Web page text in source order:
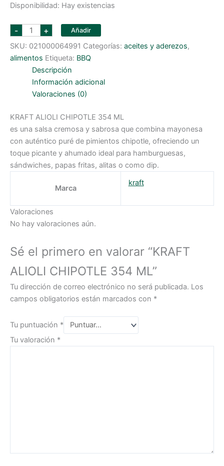
Disponibilidad: Hay existencias
- KRAFT
ALIOLI
CHIPOTLE
354
ML
cantidad
+ Añadir
SKU: 021000064991 Categorías: aceites y aderezos,
alimentos Etiqueta: BBQ
Descripción
Información adicional
Valoraciones (0)
KRAFT ALIOLI CHIPOTLE 354 ML
es una salsa cremosa y sabrosa que combina mayonesa
con auténtico puré de pimientos chipotle, ofreciendo un
toque picante y ahumado ideal para hamburguesas,
sándwiches, papas fritas, alitas o como dip.
Marca
kraft
Valoraciones
No hay valoraciones aún.
Sé el primero en valorar “KRAFT
ALIOLI CHIPOTLE 354 ML”
Tu dirección de correo electrónico no será publicada. Los
campos obligatorios están marcados con *
Tu puntuación *
Tu valoración *